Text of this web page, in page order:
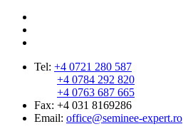
Tel: +4 0721 280 587
+4 0784 292 820
+4 0763 687 665
Fax: +4 031 8169286
Email: office@seminee-expert.ro